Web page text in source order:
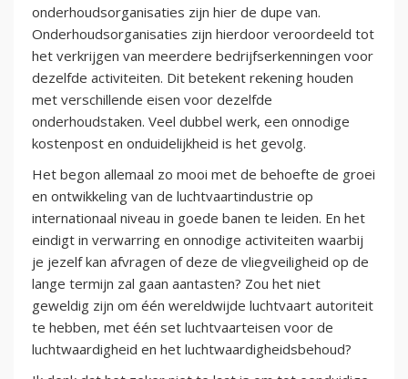
onderhoudsorganisaties zijn hier de dupe van.
Onderhoudsorganisaties zijn hierdoor veroordeeld tot
het verkrijgen van meerdere bedrijfserkenningen voor
dezelfde activiteiten. Dit betekent rekening houden
met verschillende eisen voor dezelfde
onderhoudstaken. Veel dubbel werk, een onnodige
kostenpost en onduidelijkheid is het gevolg.
Het begon allemaal zo mooi met de behoefte de groei
en ontwikkeling van de luchtvaartindustrie op
internationaal niveau in goede banen te leiden. En het
eindigt in verwarring en onnodige activiteiten waarbij
je jezelf kan afvragen of deze de vliegveiligheid op de
lange termijn zal gaan aantasten? Zou het niet
geweldig zijn om één wereldwijde luchtvaart autoriteit
te hebben, met één set luchtvaarteisen voor de
luchtwaardigheid en het luchtwaardigheidsbehoud?